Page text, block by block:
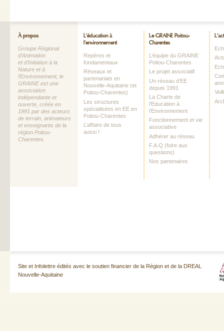
À propos
Groupe Régional
d’Animation
et d’Initiation à la
Nature et à
l’Environnement, le
GRAINE est une
association
indépendante et
ouverte, créée en
1991 par des acteurs
de terrain, animateurs
et enseignants de la
région Poitou-
Charentes.
L’éducation à
l’environnement
Repères et
fondamentaux
Réseaux et
partenariats en
Nouvelle-Aquitaine (et
Poitou-Charentes)
Les structures
spécialisées en EE en
Poitou-Charentes
L’affaire de tous
aussi !
Le GRAINE Poitou-
Charentes
L’équipe du GRAINE
Poitou-Charentes
Le projet associatif
Un réseau d’EE
depuis 1991
La Charte de
l’Education à
l’Environnement
Fonctionnement et vie
associative
Adhérer au réseau
F.A.Q (foire aux
questions)
Nos partenaires
Site et Infolettre édités avec le soutien financier de la Région et de la DREAL
Nouvelle-Aquitaine